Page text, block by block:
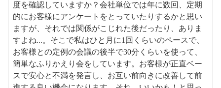
度を確認していますか？会社単位では年に数回、定期
的にお客様にアンケートをとっていたりするかと思い
ますが、それでは関係がこじれた後だったり、ありま
すよね...。そこで私はひと月に1回くらいのペースで、
お客様との定例の会議の後半で30分くらいを使って、
簡単なふりかえり会をしています。お客様が正直ベー
スで安心と不満を発言し、お互い前向きに改善して前